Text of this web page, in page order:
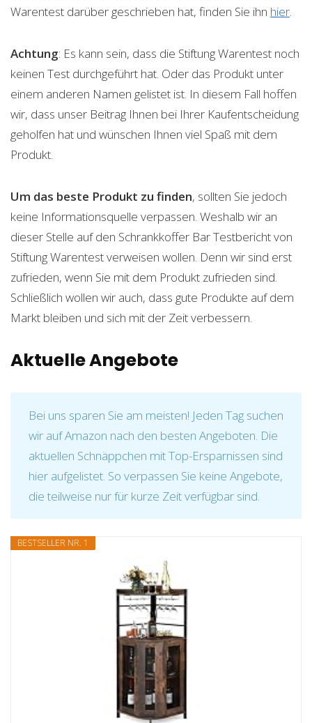
Warentest darüber geschrieben hat, finden Sie ihn hier.
Achtung: Es kann sein, dass die Stiftung Warentest noch
keinen Test durchgeführt hat. Oder das Produkt unter
einem anderen Namen gelistet ist. In diesem Fall hoffen
wir, dass unser Beitrag Ihnen bei Ihrer Kaufentscheidung
geholfen hat und wünschen Ihnen viel Spaß mit dem
Produkt.
Um das beste Produkt zu finden, sollten Sie jedoch
keine Informationsquelle verpassen. Weshalb wir an
dieser Stelle auf den Schrankkoffer Bar Testbericht von
Stiftung Warentest verweisen wollen. Denn wir sind erst
zufrieden, wenn Sie mit dem Produkt zufrieden sind.
Schließlich wollen wir auch, dass gute Produkte auf dem
Markt bleiben und sich mit der Zeit verbessern.
Aktuelle Angebote
Bei uns sparen Sie am meisten! Jeden Tag suchen
wir auf Amazon nach den besten Angeboten. Die
aktuellen Schnäppchen mit Top-Ersparnissen sind
hier aufgelistet. So verpassen Sie keine Angebote,
die teilweise nur für kurze Zeit verfügbar sind.
BESTSELLER NR. 1